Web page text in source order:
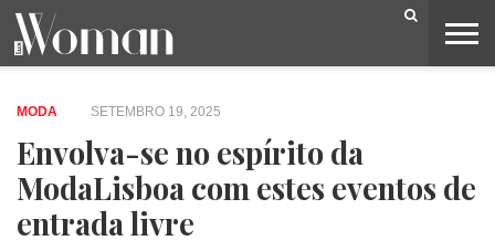
BELEZA
CAPA
LIFESTYLE
MODA
OPINIÃO
PESSOAS
SOCIEDADE
VIDEOS
MODA SETEMBRO 19, 2025
Envolva-se no espírito da
ModaLisboa com estes eventos de
entrada livre